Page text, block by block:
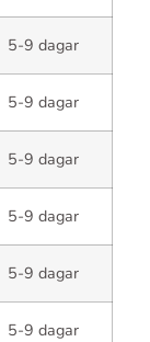
5-9 dagar
5-9 dagar
5-9 dagar
5-9 dagar
5-9 dagar
5-9 dagar